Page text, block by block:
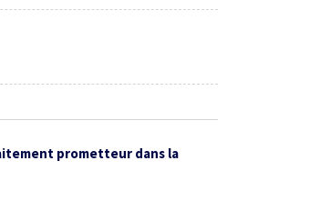
prometteur dans la